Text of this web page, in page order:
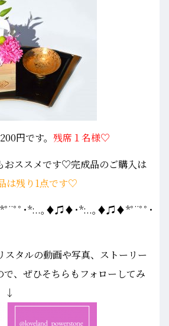
円です。 残席１名様♡
おススメです♡完成品のご購入は
は残り1点です♡
ﾟﾟ･*:..｡♦♫♦･*:..｡♦♫♦*ﾟ¨ﾟﾟ･
タルの動画や写真、ストーリー
で、ぜひそちらもフォローしてみ
↓